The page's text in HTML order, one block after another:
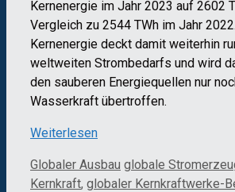
Kernenergie im Jahr 2023 auf 2602
Vergleich zu 2544 TWh im Jahr
Kernenergie deckt damit weiterhin
weltweiten Strombedarfs und wird
den sauberen Energiequellen nur
Wasserkraft übertroffen.
Weiterlesen
Kategorien
Globaler Ausbau Schlagwörter
globale
Kernkraft, globaler Kernkraftwerke-